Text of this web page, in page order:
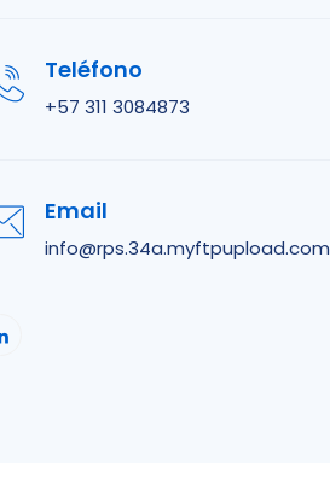
Teléfono
+57 311 3084873
Email
info@rps.34a.myftpupload.com